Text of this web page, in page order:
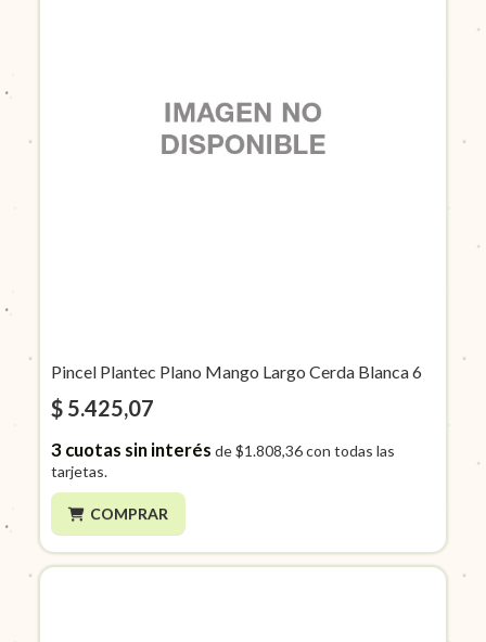
Pincel Plantec Plano Mango Largo Cerda Blanca 6
$ 5.425,07
3cuotas sin interés de$1.808,36con todas las
tarjetas.
COMPRAR